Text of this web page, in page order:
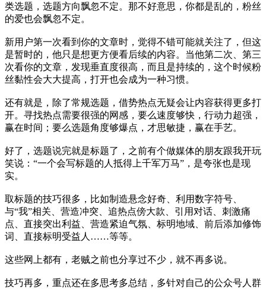
类选题，选题方向飘忽不定。那不好意思，你都是乱的，粉丝
的爱也会飘忽不定。
新用户第一次看到你的文章时，觉得不错可能就关注了，但这
是暂时的，他只是想更方便看后续的内容。当他第二次、第三
次看你的文章，发现垂直度很高，而且是持续的，这个时候粉
丝黏性会大大提高，打开也会成为一种习惯。
还有就是，除了常规选题，借势热点无疑会让内容获得更多打
开。寻找热点需要很强的网感，要么速度够快，行动力超强，
赢在时间；要么选题角度够爆点，才思敏捷，赢在手艺。
好了，选题说完就是标题了，之前有个做媒体的朋友跟我开玩
笑说：“一个会写标题的人抵得上千军万马”，是夸张也是现
实。
取标题的技巧很多，比如制造悬念好奇、利用数字符号、
与“我”相关、营造冲突、追热点傍大款、引用对话、刺激痛
点、直接突出利益、营造紧迫气氛、标明地域、前后添加修饰
词、直接标明受益人……等等。
这些网上都有，老贼之前也分享过不少，就不再多说。
技巧再多，重点还在多思考多总结，多针对自己的公众号人群